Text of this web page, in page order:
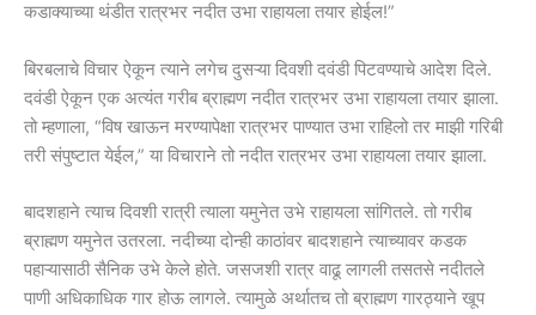
कडाक्याच्या थंडीत रात्रभर नदीत उभा राहायला तयार होईल!”
बिरबलाचे विचार ऐकून त्याने लगेच दुसऱ्या दिवशी दवंडी पिटवण्याचे आदेश दिले.
दवंडी ऐकून एक अत्यंत गरीब ब्राह्मण नदीत रात्रभर उभा राहायला तयार झाला.
तो म्हणाला, “विष खाऊन मरण्यापेक्षा रात्रभर पाण्यात उभा राहिलो तर माझी गरिबी
तरी संपुष्टात येईल,” या विचाराने तो नदीत रात्रभर उभा राहायला तयार झाला.
बादशहाने त्याच दिवशी रात्री त्याला यमुनेत उभे राहायला सांगितले. तो गरीब
ब्राह्मण यमुनेत उतरला. नदीच्या दोन्ही काठांवर बादशहाने त्याच्यावर कडक
पहाऱ्यासाठी सैनिक उभे केले होते. जसजशी रात्र वाढू लागली तसतसे नदीतले
पाणी अधिकाधिक गार होऊ लागले. त्यामुळे अर्थातच तो ब्राह्मण गारठ्याने खूप